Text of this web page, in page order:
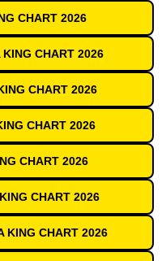
CHART 2026
KING CHART 2026
CHART 2026
CHART 2026
CHART 2026
CHART 2026
KING CHART 2026